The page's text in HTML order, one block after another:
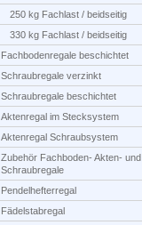
250 kg Fachlast / beidseitig
330 kg Fachlast / beidseitig
Fachbodenregale beschichtet
Schraubregale verzinkt
Schraubregale beschichtet
Aktenregal im Stecksystem
Aktenregal Schraubsystem
Zubehör Fachboden- Akten- und
Schraubregale
Pendelhefterregal
Fädelstabregal